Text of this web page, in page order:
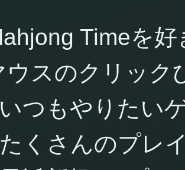
Timeを
ウスのクリック
つもやりたい
くさんのプレ